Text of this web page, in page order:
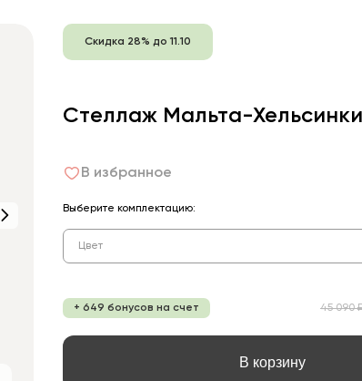
Скидка 28% до 11.10
Стеллаж Мальта-Хельсинки
В избранное
Выберите комплектацию:
Цвет
+ 649 бонусов на счет 45 090
В корзину